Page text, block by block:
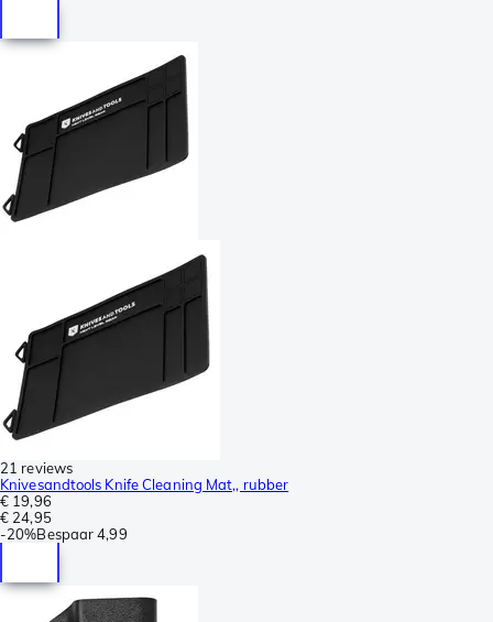
21 reviews
Knivesandtools Knife Cleaning Mat,, rubber
€ 19,96
€ 24,95
-20%Bespaar 4,99